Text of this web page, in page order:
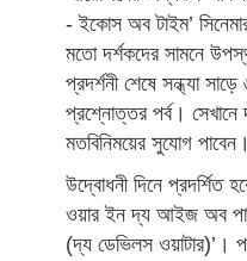
- ইকোস অব টাইম’
মতো দর্শকদের সামনে
প্রদর্শনী শেষে সন্ধ্যা
প্রশ্নোত্তর পর্ব। সেখানে
মতবিনিময়ের সুযোগ পাবেন।
উদ্বোধনী দিনে প্রদর্শিত
ওয়ার ইন দ্য আইজ অব
(দ্য ডেভিলস ওয়াটার)’।